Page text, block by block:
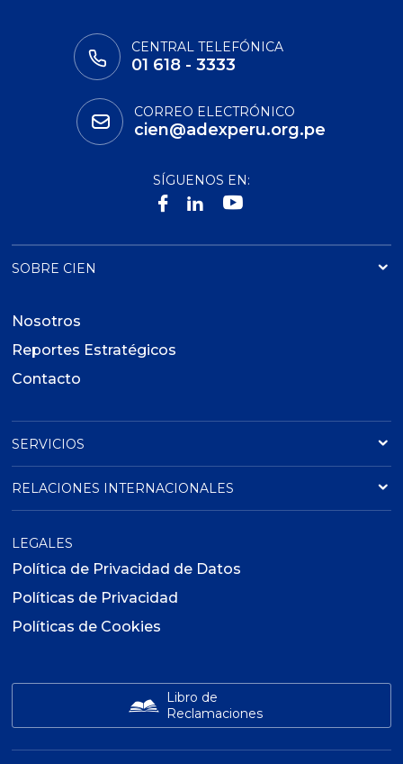
CENTRAL TELEFÓNICA
01 618 - 3333
CORREO ELECTRÓNICO
cien@adexperu.org.pe
SÍGUENOS EN:
SOBRE CIEN
Nosotros
Reportes Estratégicos
Contacto
SERVICIOS
RELACIONES INTERNACIONALES
LEGALES
Política de Privacidad de Datos
Políticas de Privacidad
Políticas de Cookies
Libro de
Reclamaciones